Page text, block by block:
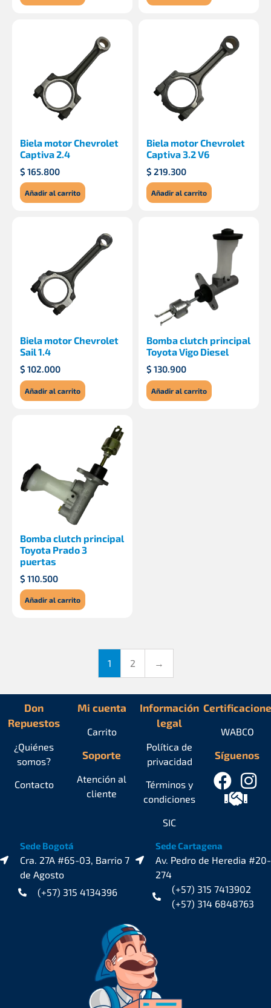
Biela motor Chevrolet
Captiva 2.4
$ 165.800
Añadir al carrito
Biela motor Chevrolet
Captiva 3.2 V6
$ 219.300
Añadir al carrito
Biela motor Chevrolet
Sail 1.4
$ 102.000
Añadir al carrito
Bomba clutch principal
Toyota Vigo Diesel
$ 130.900
Añadir al carrito
Bomba clutch principal
Toyota Prado 3
puertas
$ 110.500
Añadir al carrito
1 2 →
Don
Repuestos
¿Quiénes
somos?
Contacto
Mi cuenta
Carrito
Soporte
Atención al
cliente
Información
legal
Política de
privacidad
Términos y
condiciones
SIC
Síguenos
WABCO
Sede Bogotá
Cra. 27A #65-03, Barrio 7
de Agosto
(+57) 315 4134396
Sede Cartagena
Av. Pedro de Heredia #20-
274
(+57) 315 7413902
(+57) 314 6848763